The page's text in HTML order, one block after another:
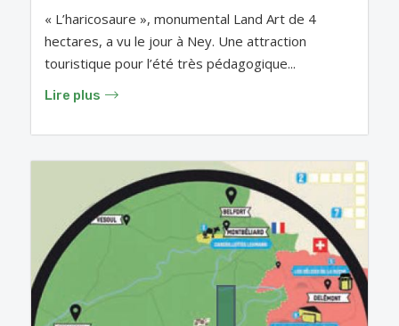
« L’haricosaure », monumental Land Art de 4
hectares, a vu le jour à Ney. Une attraction
touristique pour l’été très pédagogique...
Lire plus